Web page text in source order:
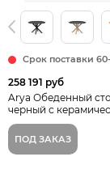
Срок поставки
258 191 руб
Arya Обеденный
черный с
столешницей Kalos
ПОД ЗАКАЗ